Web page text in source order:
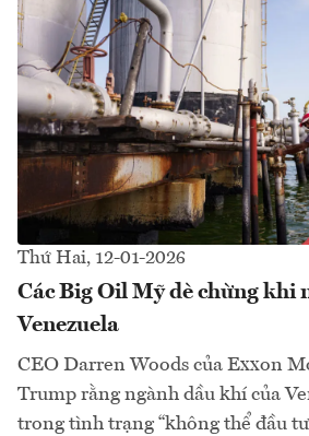
Thứ Hai, 12-01-2026
Các Big Oil Mỹ dè chừng khi
Venezuela
CEO Darren Woods của Exxon
Trump rằng ngành dầu khí của
trong tình trạng “không thể đầu tư